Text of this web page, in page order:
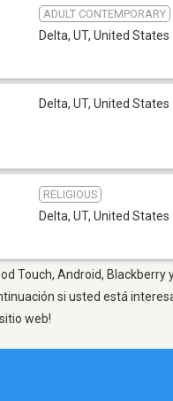
ADULT CONTEMPORARY
Delta, UT, United States
Delta, UT, United States
RELIGIOUS
Delta, UT, United States
Touch, Android,
si usted está
web!